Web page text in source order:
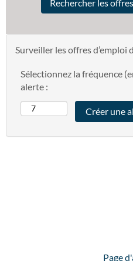
Surveiller les offres d’emploi
Sélectionnez la fréquence
alerte :
Page